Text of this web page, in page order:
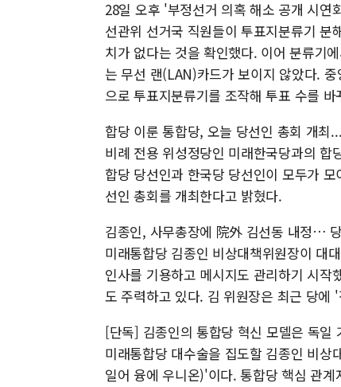
28일 오후 '부정선거 의혹 해소 공개 시연
선관위 선거국 직원들이 투표지분류기
치가 없다는 것을 확인했다. 이어 분류기
는 무선 랜(LAN)카드가 보이지 않았다.
으로 투표지분류기를 조작해 투표 수를
합당 이룬 통합당, 오늘 당선인 총회 개최
비례 전용 위성정당인 미래한국당과의
합당 당선인과 한국당 당선인이 모두가
선인 총회를 개최한다고 밝혔다.
김종인, 사무총장에 院外 김선동 내정…
미래통합당 김종인 비상대책위원장이 대
인사를 기용하고 메시지도 관리하기 시
도 주력하고 있다. 김 위원장은 최근 당에
[단독] 김종인의 통합당 혁신 모델은 독
미래통합당 대수술을 집도할 김종인 비
일어 융에 우니온)'이다. 통합당 핵심 관